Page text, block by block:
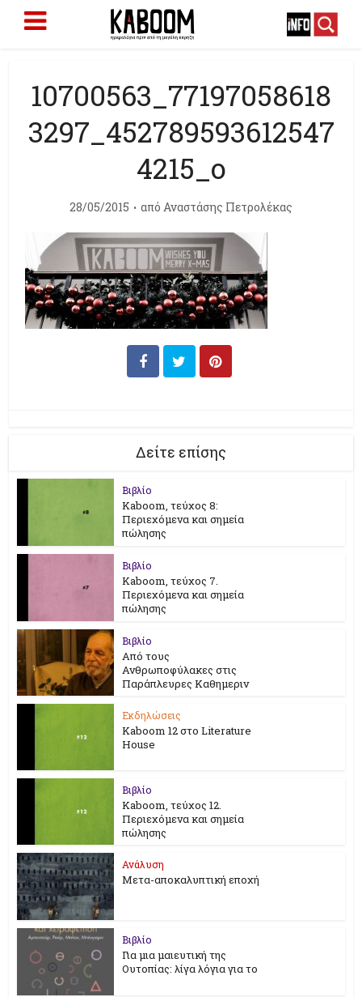
10700563_77197058618
3297_452789593612547
4215_o
28/05/2015 από Αναστάσης Πετρολέκας
Δείτε επίσης
Βιβλίο
Kaboom, τεύχος 8:
Περιεχόμενα και σημεία
πώλησης
Βιβλίο
Kaboom, τεύχος 7.
Περιεχόμενα και σημεία
πώλησης
Βιβλίο
Από τους
Ανθρωποφύλακες στις
Παράπλευρες Καθημεριν
Εκδηλώσεις
Kaboom 12 στο Literature
House
Βιβλίο
Kaboom, τεύχος 12.
Περιεχόμενα και σημεία
πώλησης
Ανάλυση
Μετα-αποκαλυπτική εποχή
Βιβλίο
Για μια μαιευτική της
Ουτοπίας: λίγα λόγια για το